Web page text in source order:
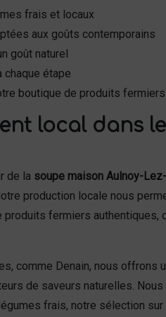
frais et locaux
aux goûts contemporains
goût naturel
chaque étape
boutique de produits fermiers
local dans
de la soupe maison Aulnoy-
production locale nous
produits fermiers
comme Denain, nous
de saveurs naturelles.
frais, notre sélection sur